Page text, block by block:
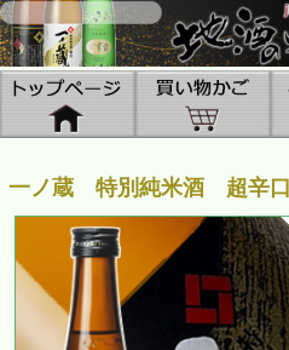
一ノ蔵 特別純米酒 超辛